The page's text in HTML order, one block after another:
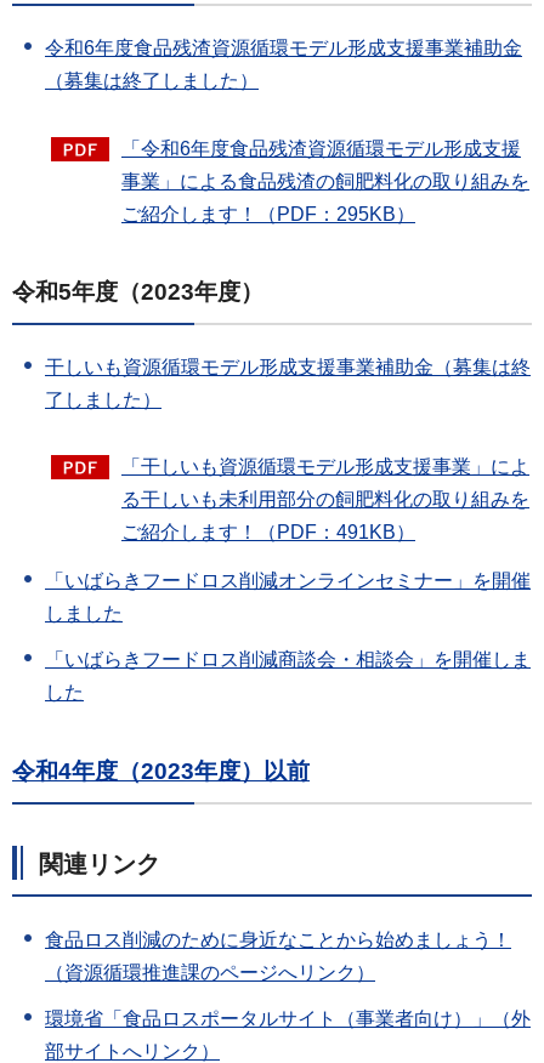
令和6年度食品残渣資源循環モデル形成支援事業補助金
（募集は終了しました）
「令和6年度食品残渣資源循環モデル形成支援
事業」による食品残渣の飼肥料化の取り組みを
ご紹介します！（PDF：295KB）
令和5年度（2023年度）
干しいも資源循環モデル形成支援事業補助金（募集は終
了しました）
「干しいも資源循環モデル形成支援事業」によ
る干しいも未利用部分の飼肥料化の取り組みを
ご紹介します！（PDF：491KB）
「いばらきフードロス削減オンラインセミナー」を開催
しました
「いばらきフードロス削減商談会・相談会」を開催しま
した
令和4年度（2023年度） 以前
関連リンク
食品ロス削減のために身近なことから始めましょう！
（資源循環推進課のページへリンク）
環境省「食品ロスポータルサイト（事業者向け）」（外
部サイトへリンク）